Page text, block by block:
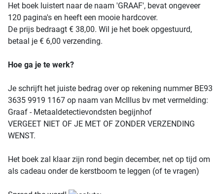
Het boek luistert naar de naam 'GRAAF', bevat ongeveer
120 pagina's en heeft een mooie hardcover.
De prijs bedraagt € 38,00. Wil je het boek opgestuurd,
betaal je € 6,00 verzending.
Hoe ga je te werk?
Je schrijft het juiste bedrag over op rekening nummer BE93
3635 9919 1167 op naam van McIllus bv met vermelding:
Graaf - Metaaldetectievondsten begijnhof
VERGEET NIET OF JE MET OF ZONDER VERZENDING
WENST.
Het boek zal klaar zijn rond begin december, net op tijd om
als cadeau onder de kerstboom te leggen (of te vragen)